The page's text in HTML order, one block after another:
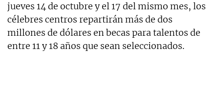
jueves 14 de octubre y el 17 del mismo mes, los
célebres centros repartirán más de dos
millones de dólares en becas para talentos de
entre 11 y 18 años que sean seleccionados.